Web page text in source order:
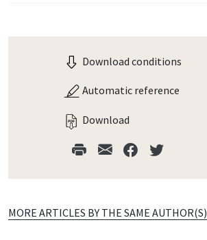
Download conditions
Automatic reference
Download
MORE ARTICLES BY THE SAME AUTHOR(S)